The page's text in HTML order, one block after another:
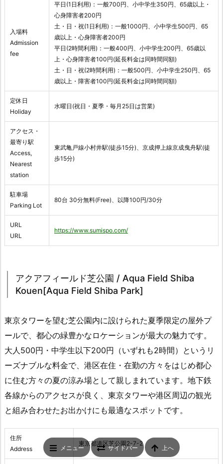
入場料
Admission
fee
平日(1日利用)：一般700円、小中学生350円、65歳以上・
心身障害者200円
土・日・祝(1日利用)：一般1000円、小中学生500円、65
歳以上・心身障害者200円
平日(2時間利用)：一般400円、小中学生200円、65歳以
上・心身障害者100円(延長料金は同時間同額)
土・日・祝(2時間利用)：一般500円、小中学生250円、65
歳以上・障害者100円(延長料金は同時間同額)
定休日
Holiday
水曜日(祝日・夏季・毎月25日は営業)
アクセス・
最寄り駅
Access,
Nearest
station
東武亀戸線小村井駅(徒歩15分)、京成押上線京成曳舟駅(徒
歩15分)
駐車場
Parking Lot
80台 30分無料(Free)、以降100円/30分
URL
URL
https://www.sumispo.com/
アクアフィールド芝公園 / Aqua Field Shiba
Kouen[Aqua Field Shiba Park]
東京タワーを望む芝公園内に設けられた夏季限定の屋外プ
ールで、都心の緑豊かなロケーションが最大の魅力です。
大人500円・中学生以下200円（いずれも2時間）というリ
ーズナブルな料金で、港区在住・在勤の方々をはじめ都心
に住む方々の夏の涼み場として親しまれています。地下鉄
各線からのアクセスが良く、東京タワーや港区周辺の観光
と組み合わせたお出かけにも最適なスポットです。
住所
Address
東京都港区芝公園2-7-2
メニュー サイドバー 上へ